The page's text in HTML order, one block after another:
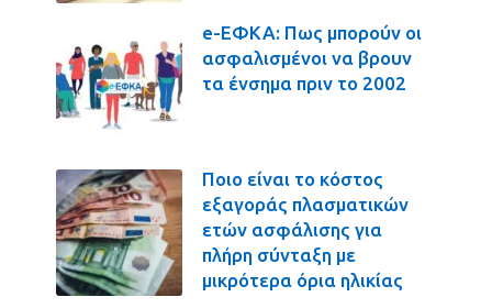
e-ΕΦΚΑ: Πως μπορούν οι
ασφαλισμένοι να βρουν
τα ένσημα πριν το 2002
Ποιο είναι το κόστος
εξαγοράς πλασματικών
ετών ασφάλισης για
πλήρη σύνταξη με
μικρότερα όρια ηλικίας